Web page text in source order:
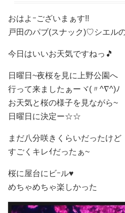
おはよｰございまぁす!!
戸田のパブ(スナック)♡ シエル
今日はいいお天気ですねっ🎵
日曜日~夜桜を見に上野公園へ
行って来ましたぁーヾ(〃^∇^)ﾉ
お天気と桜の様子を見ながら~
日曜日に決定ー☆☆
まだ八分咲きくらいだったけど
すごくキレｲだったぁ~
桜に屋台にビｰル♥️
めちゃめちゃ楽しかった